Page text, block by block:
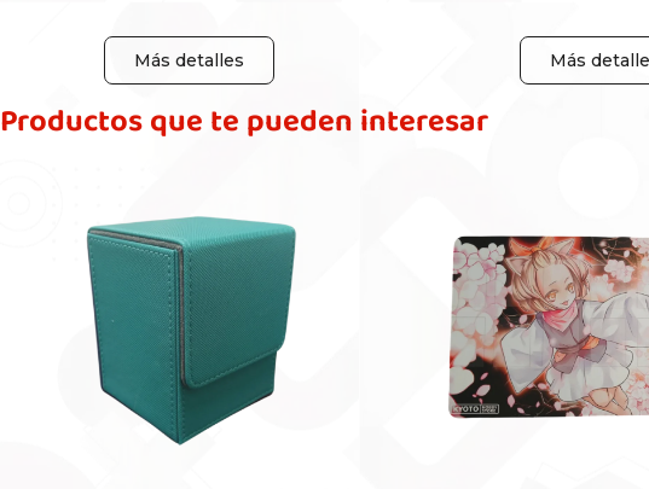
Más detalles Más
Productos que te pueden interesar